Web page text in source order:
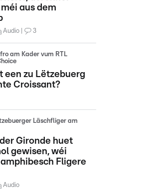
aus dem
Audio 3
am Kader vum RTL
een zu Lëtzebuerg
Croissant?
Läschfliger am
Gironde huet
gewisen, wéi
Fligere
Audio